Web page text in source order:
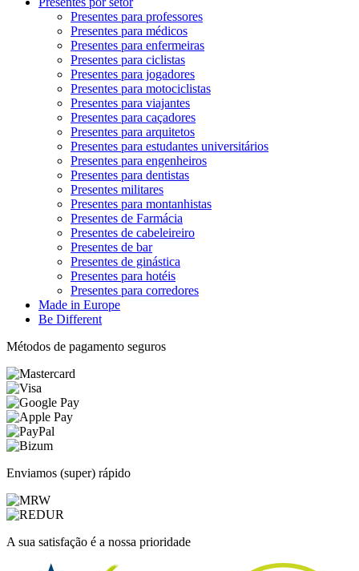
Presentes para professores
Presentes para médicos
Presentes para enfermeiras
Presentes para ciclistas
Presentes para jogadores
Presentes para motociclistas
Presentes para viajantes
Presentes para caçadores
Presentes para arquitetos
Presentes para estudantes universitários
Presentes para engenheiros
Presentes para dentistas
Presentes militares
Presentes para montanhistas
Presentes de Farmácia
Presentes de cabeleireiro
Presentes de bar
Presentes de ginástica
Presentes para hotéis
Presentes para corredores
Made in Europe
Be Different
Métodos de pagamento seguros
Enviamos (super) rápido
A sua satisfação é a nossa prioridade